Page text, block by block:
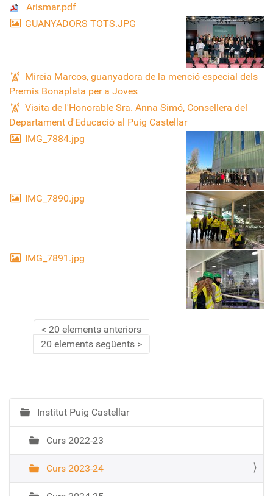
Arismar.pdf
GUANYADORS TOTS.JPG
Mireia Marcos, guanyadora de la menció especial dels
Premis Bonaplata per a Joves
Visita de l'Honorable Sra. Anna Simó, Consellera del
Departament d'Educació al Puig Castellar
IMG_7884.jpg
IMG_7890.jpg
IMG_7891.jpg
20 elements anteriors
20 elements següents
N
a
e
a
Institut Puig Castellar
Curs 2022-23
Curs 2023-24